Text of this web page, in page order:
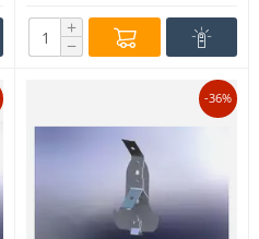
+
−
-36%